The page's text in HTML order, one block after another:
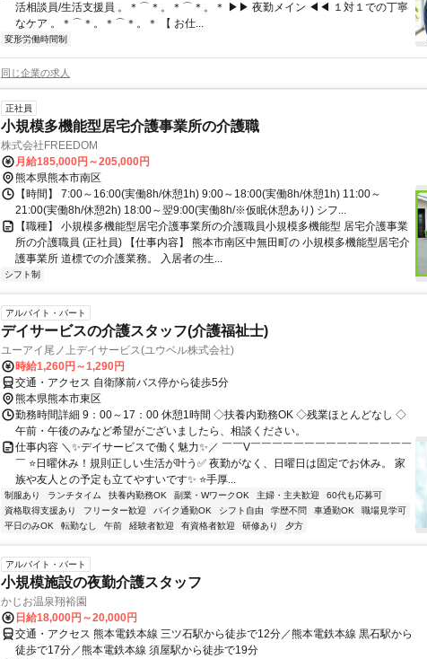
活相談員/生活支援員 。＊⌒＊。＊⌒＊。＊ ▶▶ 夜勤メイン ◀◀ １対１での丁寧
なケア 。＊⌒＊。＊⌒＊。＊ 【 お仕...
変形労働時間制
同じ企業の求人
正社員
小規模多機能型居宅介護事業所の介護職
株式会社FREEDOM
月給185,000円～205,000円
熊本県熊本市南区
【時間】 7:00～16:00(実働8h/休憩1h) 9:00～18:00(実働8h/休憩1h) 11:00～
21:00(実働8h/休憩2h) 18:00～翌9:00(実働8h/※仮眠休憩あり) シフ...
【職種】 小規模多機能型居宅介護事業所の介護職員小規模多機能型 居宅介護事業
所の介護職員 (正社員) 【仕事内容】 熊本市南区中無田町の 小規模多機能型居宅介
護事業所 道標での介護業務。 入居者の生...
シフト制
アルバイト・パート
デイサービスの介護スタッフ(介護福祉士)
ユーアイ尾ノ上デイサービス(ユウベル株式会社)
時給1,260円～1,290円
交通・アクセス 自衛隊前バス停から徒歩5分
熊本県熊本市東区
勤務時間詳細 9：00～17：00 休憩1時間 ◇扶養内勤務OK ◇残業ほとんどなし ◇
午前・午後のみなど希望がございましたら、相談ください。
仕事内容 ＼✨デイサービスで働く魅力✨／ ￣￣V￣￣￣￣￣￣￣￣￣￣￣￣￣￣￣
￣ ⭐日曜休み！規則正しい生活が叶う✅ 夜勤がなく、日曜日は固定でお休み。 家
族や友人との予定も立てやすいです✨ ⭐手厚...
制服あり ランチタイム 扶養内勤務OK 副業・WワークOK 主婦・主夫歓迎
60代も応募可
資格取得支援あり
フリーター歓迎 バイク通勤OK シフト自由 学歴不問 車通勤OK
職場見学可
平日のみOK
転勤なし 午前 経験者歓迎 有資格者歓迎 研修あり 夕方
アルバイト・パート
小規模施設の夜勤介護スタッフ
かじお温泉翔裕園
日給18,000円～20,000円
交通・アクセス 熊本電鉄本線 三ツ石駅から徒歩で12分／熊本電鉄本線 黒石駅から
徒歩で17分／熊本電鉄本線 須屋駅から徒歩で19分